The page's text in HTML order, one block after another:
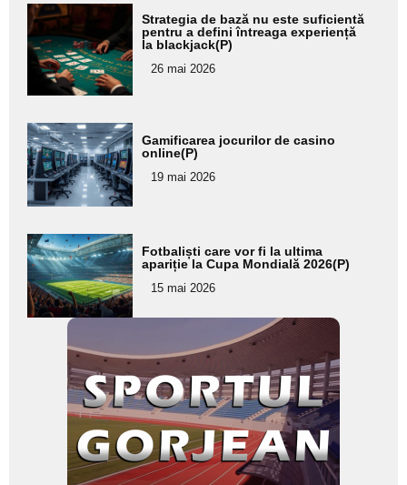
Adaugă
aici textul
pentru
subtitlu
Strategia de bază nu este suficientă
pentru a defini întreaga experiență
la blackjack(P)
26 mai 2026
Adaugă
aici textul
pentru
subtitlu
Gamificarea jocurilor de casino
online(P)
19 mai 2026
Adaugă
aici textul
pentru
subtitlu
Fotbaliști care vor fi la ultima
apariție la Cupa Mondială 2026(P)
15 mai 2026